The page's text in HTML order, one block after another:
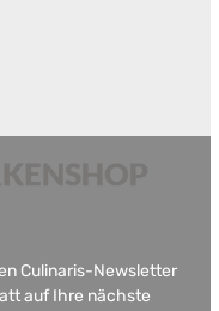
Culinaris-Newsletter
auf Ihre nächste